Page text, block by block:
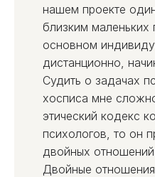
нашем проекте
близким маленьких
основном
дистанционно,
Судить о задачах
хосписа мне
этический кодекс
психологов, то он
двойных
Двойные